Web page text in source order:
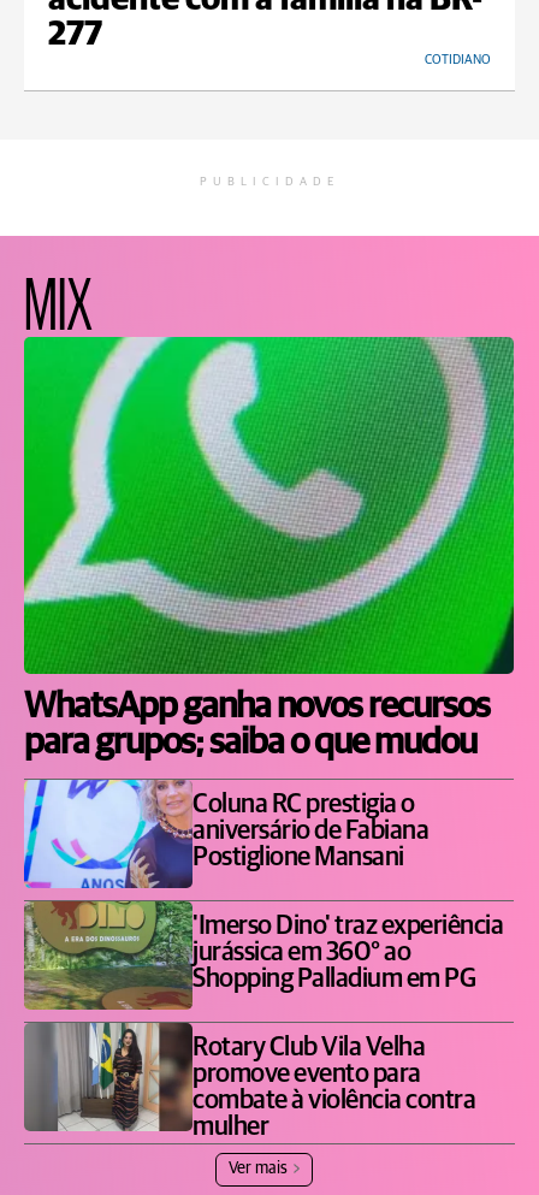
277
COTIDIANO
PUBLICIDADE
MIX
WhatsApp ganha novos recursos
para grupos; saiba o que mudou
Coluna RC prestigia o
aniversário de Fabiana
Postiglione Mansani
'Imerso Dino' traz experiência
jurássica em 360° ao
Shopping Palladium em PG
Rotary Club Vila Velha
promove evento para
combate à violência contra
mulher
Ver mais